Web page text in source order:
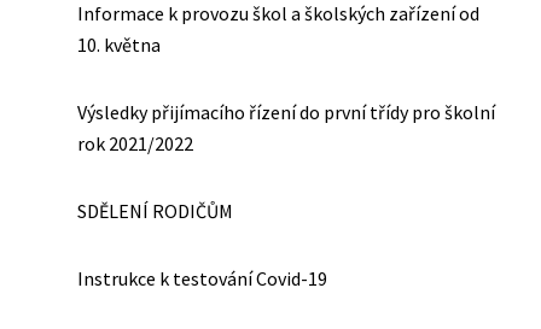
Informace k provozu škol a školských zařízení od
10. května
Výsledky přijímacího řízení do první třídy pro školní
rok 2021/2022
SDĚLENÍ RODIČŮM
Instrukce k testování Covid-19